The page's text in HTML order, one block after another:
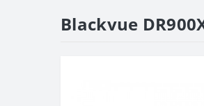
Blackvue